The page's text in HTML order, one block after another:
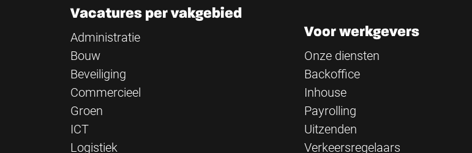
Vacatures per vakgebied
Administratie
Bouw
Beveiliging
Commercieel
Groen
ICT
Logistiek
Voor werkgevers
Onze diensten
Backoffice
Inhouse
Payrolling
Uitzenden
Verkeersregelaars